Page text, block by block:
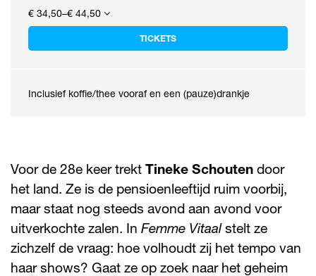
€ 34,50–€ 44,50
TICKETS
Inclusief koffie/thee vooraf en een (pauze)drankje
Voor de 28e keer trekt Tineke Schouten door
het land. Ze is de pensioenleeftijd ruim voorbij,
maar staat nog steeds avond aan avond voor
uitverkochte zalen. In Femme Vitaalstelt ze
zichzelf de vraag: hoe volhoudt zij het tempo van
haar shows? Gaat ze op zoek naar het geheim